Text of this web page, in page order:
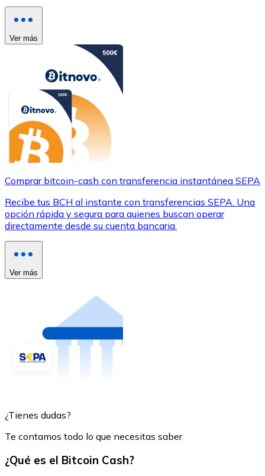
Ver más
Comprar bitcoin-cash con transferencia instantánea SEPA
Recibe tus BCH al instante con transferencias SEPA. Una
opción rápida y segura para quienes buscan operar
directamente desde su cuenta bancaria.
Ver más
¿Tienes dudas?
Te contamos todo lo que necesitas saber
¿Qué es el Bitcoin Cash?